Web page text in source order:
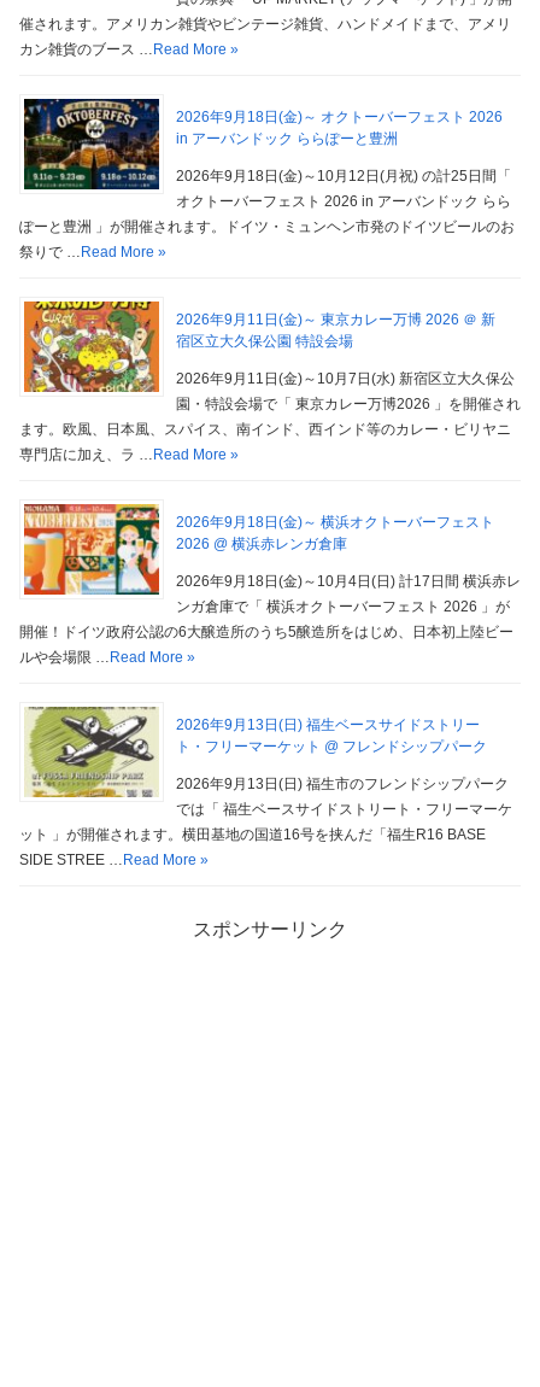
催されます。アメリカン雑貨やビンテージ雑貨、ハンドメイドまで、アメリ
カン雑貨のブース … Read More »
2026年9月18日(金)～ オクトーバーフェスト 2026
in アーバンドック ららぽーと豊洲
2026年9月18日(金)～10月12日(月祝) の計25日間「
オクトーバーフェスト 2026 in アーバンドック らら
ぽーと豊洲 」が開催されます。ドイツ・ミュンヘン市発のドイツビールのお
祭りで … Read More »
2026年9月11日(金)～ 東京カレー万博 2026 ＠ 新
宿区立大久保公園 特設会場
2026年9月11日(金)～10月7日(水) 新宿区立大久保公
園・特設会場で「 東京カレー万博2026 」を開催され
ます。欧風、日本風、スパイス、南インド、西インド等のカレー・ビリヤニ
専門店に加え、ラ … Read More »
2026年9月18日(金)～ 横浜オクトーバーフェスト
2026 @ 横浜赤レンガ倉庫
2026年9月18日(金)～10月4日(日) 計17日間 横浜赤レ
ンガ倉庫で「 横浜オクトーバーフェスト 2026 」が
開催！ドイツ政府公認の6大醸造所のうち5醸造所をはじめ、日本初上陸ビー
ルや会場限 … Read More »
2026年9月13日(日) 福生ベースサイドストリー
ト・フリーマーケット @ フレンドシップパーク
2026年9月13日(日) 福生市のフレンドシップパーク
では「 福生ベースサイドストリート・フリーマーケ
ット 」が開催されます。横田基地の国道16号を挟んだ「福生R16 BASE
SIDE STREE … Read More »
スポンサーリンク